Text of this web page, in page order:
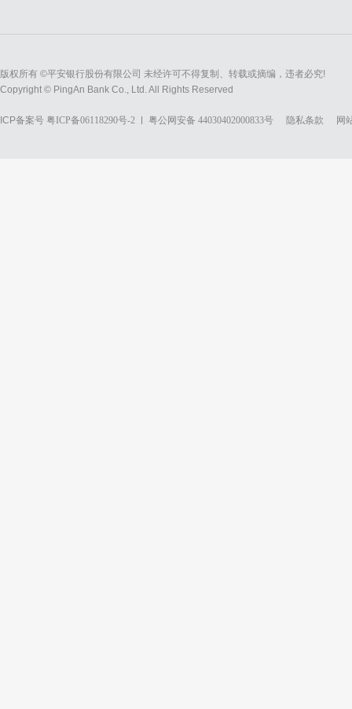
版权所有 ©平安银行股份有限公司 未经许可不得复制、转载或摘编，违者必究!
Copyright © PingAn Bank Co., Ltd. All Rights Reserved
ICP备案号 粤ICP备06118290号-2 粤公网安备 44030402000833号 隐私条款 网